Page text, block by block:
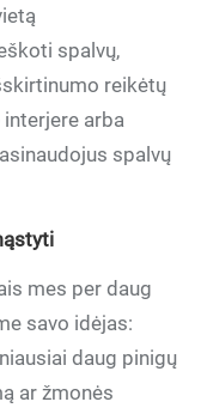
spalvų,
reikėtų
arba
spalvų
mes per daug
savo idėjas:
daug pinigų
ar žmonės